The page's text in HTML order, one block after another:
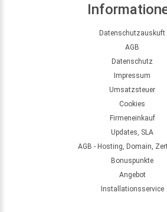
Datenschutzauskuft
AGB
Datenschutz
Impressum
Umsatzsteuer
Cookies
Firmeneinkauf
Updates, SLA
AGB - Hosting, Domain,
Bonuspunkte
Angebot
Installationsservice